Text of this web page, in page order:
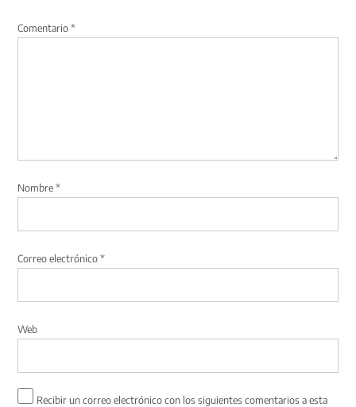
Comentario*
Nombre*
Correo electrónico*
Web
Recibir un correo electrónico con los siguientes comentarios a esta